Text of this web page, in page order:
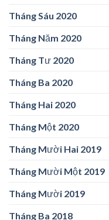
Tháng Sáu 2020
Tháng Năm 2020
Tháng Tư 2020
Tháng Ba 2020
Tháng Hai 2020
Tháng Một 2020
Tháng Mười Hai 2019
Tháng Mười Một 2019
Tháng Mười 2019
Tháng Ba 2018